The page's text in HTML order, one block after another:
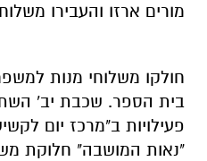
מורים ארזו והעבירו
חולקו משלוחי מנות
בית הספר. שכבת יב'
פעילויות ב"מרכז יום
"נאות המושבה" חלוקת